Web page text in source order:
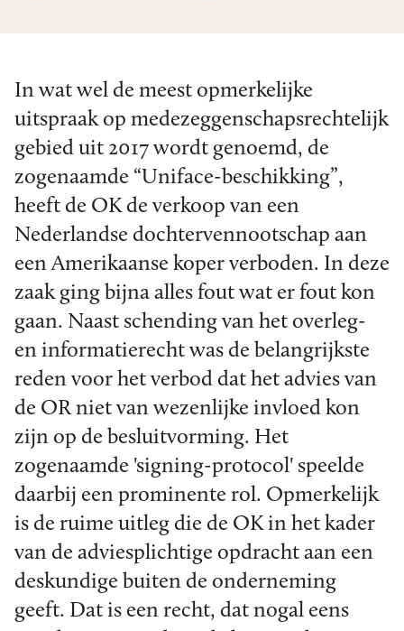
In wat wel de meest opmerkelijke
uitspraak op medezeggenschapsrechtelijk
gebied uit 2017 wordt genoemd, de
zogenaamde “Uniface-beschikking”,
heeft de OK de verkoop van een
Nederlandse dochtervennootschap aan
een Amerikaanse koper verboden. In deze
zaak ging bijna alles fout wat er fout kon
gaan. Naast schending van het overleg-
en informatierecht was de belangrijkste
reden voor het verbod dat het advies van
de OR niet van wezenlijke invloed kon
zijn op de besluitvorming. Het
zogenaamde 'signing-protocol' speelde
daarbij een prominente rol. Opmerkelijk
is de ruime uitleg die de OK in het kader
van de adviesplichtige opdracht aan een
deskundige buiten de onderneming
geeft. Dat is een recht, dat nogal eens